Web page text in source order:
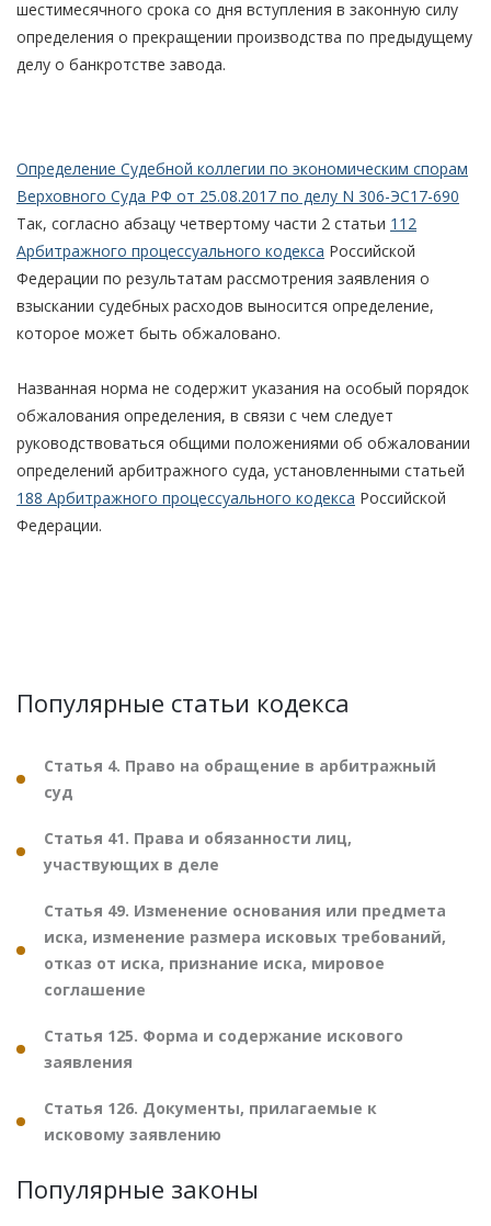
шестимесячного срока со дня вступления в законную силу
определения о прекращении производства по предыдущему
делу о банкротстве завода.
Определение Судебной коллегии по экономическим спорам
Верховного Суда РФ от 25.08.2017 по делу N 306-ЭС17-690
Так, согласно абзацу четвертому части 2 статьи 112
Арбитражного процессуального кодекса Российской
Федерации по результатам рассмотрения заявления о
взыскании судебных расходов выносится определение,
которое может быть обжаловано.
Названная норма не содержит указания на особый порядок
обжалования определения, в связи с чем следует
руководствоваться общими положениями об обжаловании
определений арбитражного суда, установленными статьей
188 Арбитражного процессуального кодекса Российской
Федерации.
Популярные статьи кодекса
Статья 4. Право на обращение в арбитражный
суд
Статья 41. Права и обязанности лиц,
участвующих в деле
Статья 49. Изменение основания или предмета
иска, изменение размера исковых требований,
отказ от иска, признание иска, мировое
соглашение
Статья 125. Форма и содержание искового
заявления
Статья 126. Документы, прилагаемые к
исковому заявлению
Популярные законы